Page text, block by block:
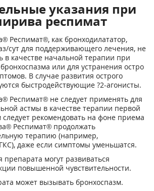
указания при
респимат
® Респимат®, как бронходилататор,
сут для поддерживающего лечения, не
в качестве начальной терапии при
или для устранения остро
В случае развития острого
быстродействующие ?2-агонисты.
® Респимат® не следует применять для
астмы в качестве терапии первой
рекомендовать на фоне приема
® Респимат® продолжать
терапию (например,
даже если симптомы уменьшатся.
могут развиваться
повышенной чувствительности.
может вызывать бронхоспазм.